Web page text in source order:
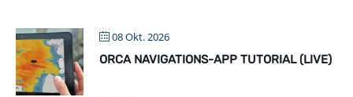
08 Okt. 2026
ORCA NAVIGATIONS-APP TUTORIAL (LIVE)